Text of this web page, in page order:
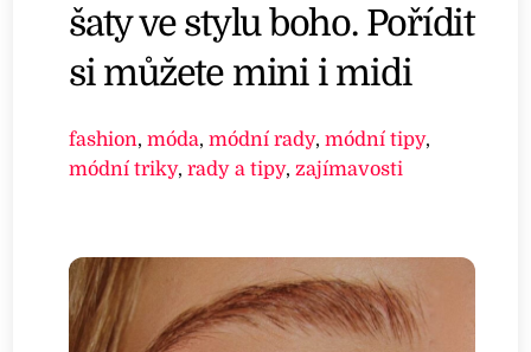
šaty ve stylu boho. Pořídit
si můžete mini i midi
fashion,móda,módní rady,módní tipy,
módní triky,rady a tipy,zajímavosti